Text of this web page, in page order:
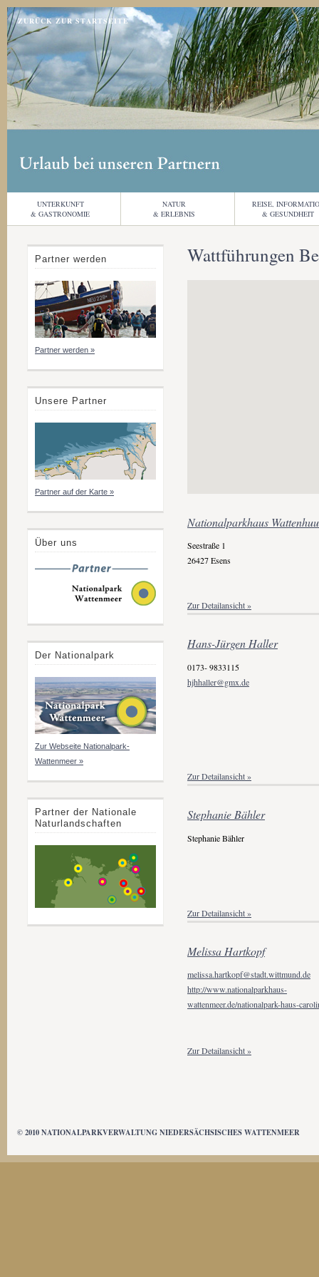
Jump to navigation
ZURÜCK ZUR STARTSEITE
Wattführungen
Nationalparkhaus
Seestraße 1
26427 Esens
Zur Detailansicht »
Hans-Jürgen Haller
0173- 9833115
hjhhaller@gmx.de
Zur Detailansicht »
Stephanie Bähler
Stephanie Bähler
Zur Detailansicht »
Melissa Hartkopf
melissa.hartkopf@stadt.wittmund.de
http://www.nationalparkhaus-
wattenmeer.de/nationalpark-haus-
Zur Detailansicht »
UNTERKUNFT
& GASTRONOMIE
NATUR
& ERLEBNIS
REISE,
& GESUNDHEIT
Partner werden
Partner werden »
Unsere Partner
Partner auf der Karte »
Über uns
Der Nationalpark
Zur Webseite Nationalpark-
Wattenmeer »
Partner der Nationale
Naturlandschaften
© 2010 NATIONALPARKVERWALTUNG NIEDERSÄCHSISCHES WATTENMEER